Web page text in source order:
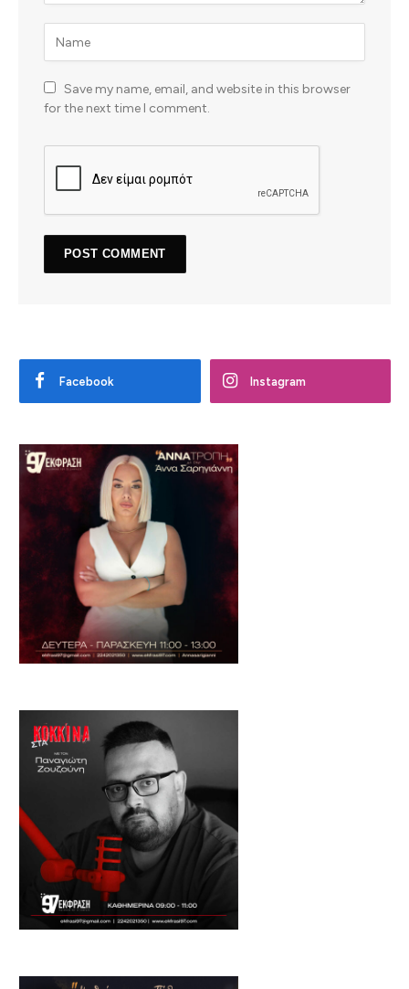
Save my name, email, and website in this browser
for the next time I comment.
Facebook Instagram